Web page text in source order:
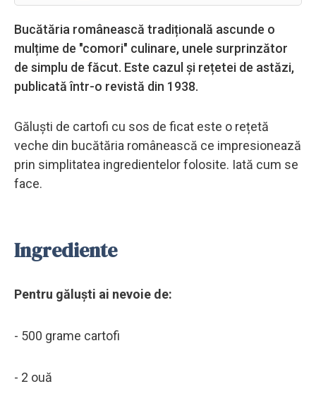
Bucătăria românească tradițională ascunde o
mulțime de "comori" culinare, unele surprinzător
de simplu de făcut. Este cazul și rețetei de astăzi,
publicată într-o revistă din 1938.
Găluști de cartofi cu sos de ficat este o rețetă
veche din bucătăria românească ce impresionează
prin simplitatea ingredientelor folosite. Iată cum se
face.
Ingrediente
Pentru găluști ai nevoie de:
- 500 grame cartofi
- 2 ouă